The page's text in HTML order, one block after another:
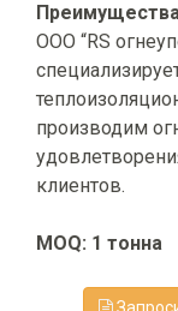
ООО “RS
производим
клиентов.
MOQ: 1 тонна